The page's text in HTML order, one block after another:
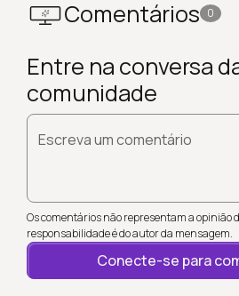
Comentários 0
Entre na conversa
comunidade
Escreva um comentário
Os comentários não representam a opinião
responsabilidade é do autor da mensagem.
Conecte-se para